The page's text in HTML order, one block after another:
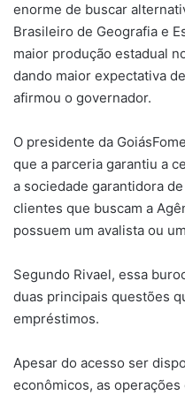
enorme de buscar
Brasileiro de Geografia e
maior produção estadual
dando maior expectativa
afirmou o governador.
O presidente da
que a parceria garantiu a
a sociedade garantidora
clientes que buscam a
possuem um avalista ou
Segundo Rivael, essa
duas principais questões
empréstimos.
Apesar do acesso ser
econômicos, as